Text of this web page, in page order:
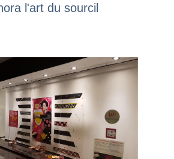
l'art du sourcil